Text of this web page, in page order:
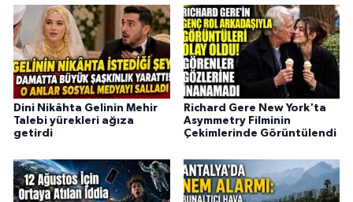
Dini Nikâhta Gelinin Mehir
Talebi yürekleri ağıza
getirdi
Richard Gere New York'ta
Asymmetry Filminin
Çekimlerinde Görüntülendi